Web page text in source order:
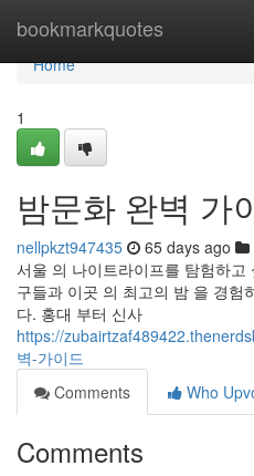
bookmarkquotes
Home
Home
1
밤문화 완벽 가
nellpkzt947435 65 days ago
서울 의 나이트라이프를 탐험하
구들과 이곳 의 최고의 밤 을 경험
다. 홍대 부터 신사
https://
벽-가이드
Comments
Who
Comments